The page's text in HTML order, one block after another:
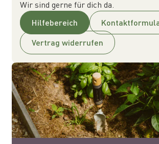
Wir sind gerne für dich da.
Hilfebereich
Vertrag widerrufen